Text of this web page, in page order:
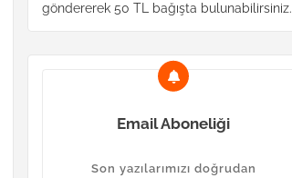
göndererek 50 TL bağışta bulunabilirsiniz.
Email Aboneliği
Son yazılarımızı doğrudan